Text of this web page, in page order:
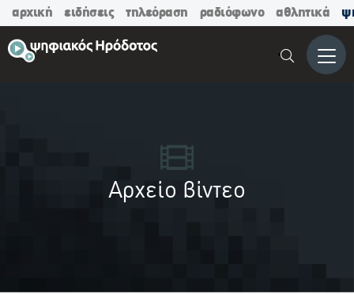
αρχική ειδήσεις τηλεόραση ραδιόφωνο αθλητικά
Μενού
Αρχείο βίντεο